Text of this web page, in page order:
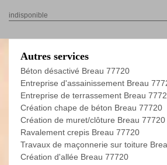
indisponible
Autres services
Béton désactivé Breau 77720
Entreprise d'assainissement Breau
Entreprise de terrassement Breau
Création chape de béton Breau 77720
Création de muret/clôture Breau 77720
Ravalement crepis Breau 77720
Travaux de maçonnerie sur toiture
Création d'allée Breau 77720